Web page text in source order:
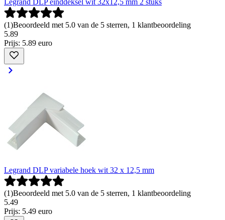
Legrand DLP einddeksel wit 32x12,5 mm 2 stuks
(1)Beoordeeld met 5.0 van de 5 sterren, 1 klantbeoordeling
5.89
Prijs: 5.89 euro
Legrand DLP variabele hoek wit 32 x 12,5 mm
(1)Beoordeeld met 5.0 van de 5 sterren, 1 klantbeoordeling
5.49
Prijs: 5.49 euro